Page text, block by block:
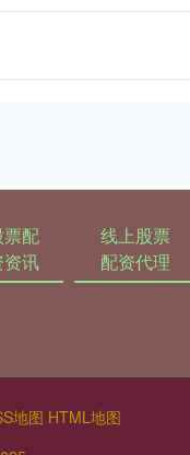
票配
资讯
线上股票
配资代理
地图 HTML地图